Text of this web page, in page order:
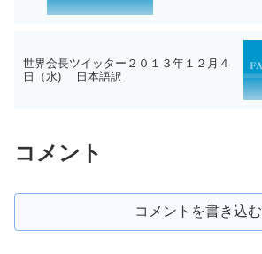
世界会長ツイッター２０１３年１２月４
日（水) 日本語訳
コメント
コメントを書き込む